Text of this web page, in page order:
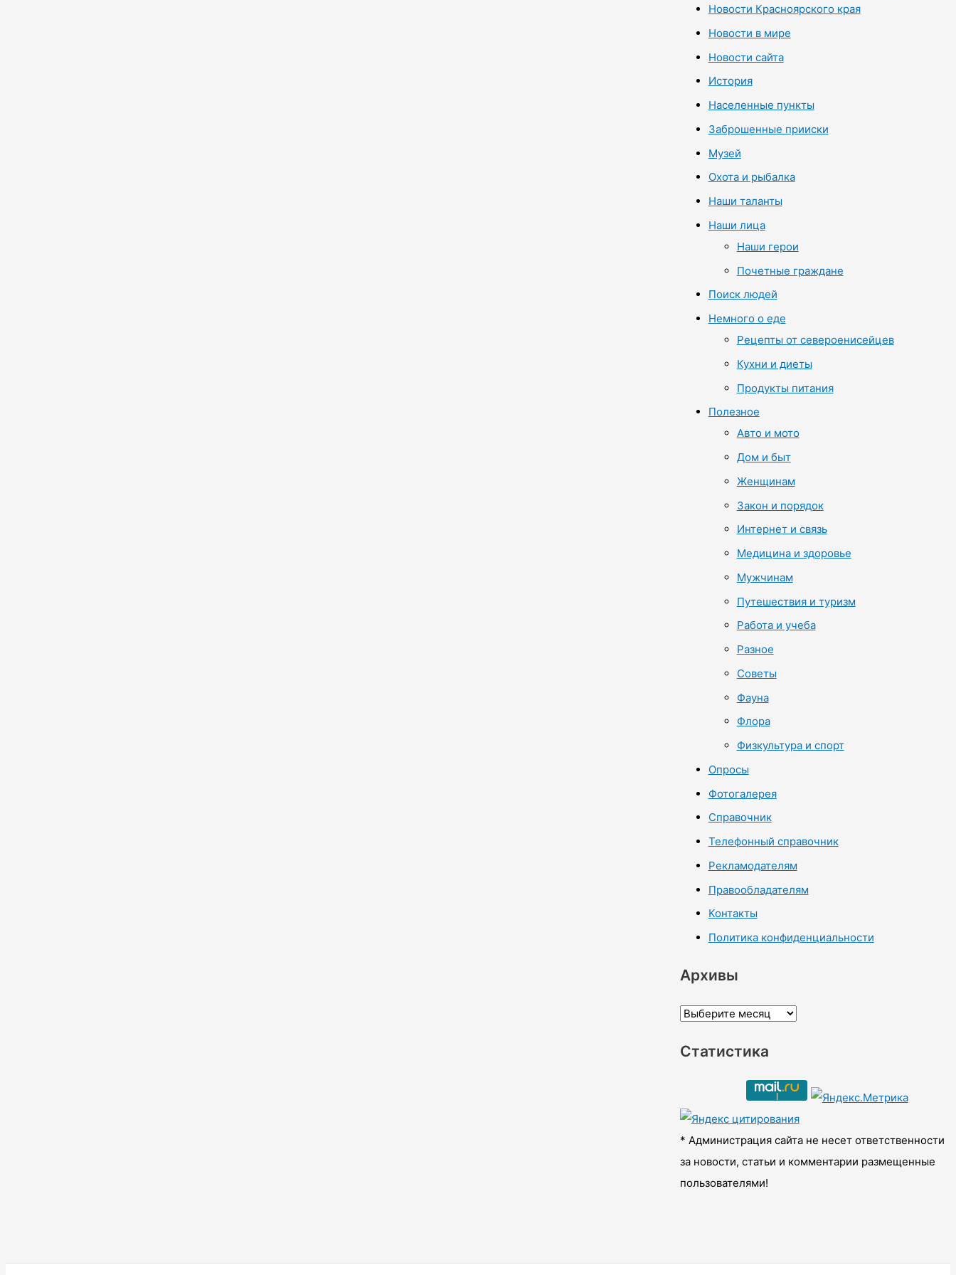
Новости Красноярского края
Новости в мире
Новости сайта
История
Населенные пункты
Заброшенные прииски
Музей
Охота и рыбалка
Наши таланты
Наши лица
Наши герои
Почетные граждане
Поиск людей
Немного о еде
Рецепты от североенисейцев
Кухни и диеты
Продукты питания
Полезное
Авто и мото
Дом и быт
Женщинам
Закон и порядок
Интернет и связь
Медицина и здоровье
Мужчинам
Путешествия и туризм
Работа и учеба
Разное
Советы
Фауна
Флора
Физкультура и спорт
Опросы
Фотогалерея
Справочник
Телефонный справочник
Рекламодателям
Правообладателям
Контакты
Политика конфиденциальности
Архивы
А
х
ы
Статистика
* Администрация сайта не несет ответственности
за новости, статьи и комментарии размещенные
пользователями!